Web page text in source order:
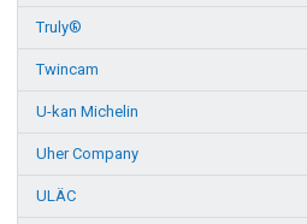
Truly®
Twincam
U-kan Michelin
Uher Company
ULÄC